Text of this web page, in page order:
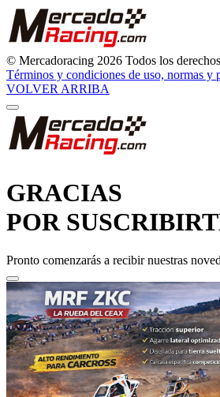
© Mercadoracing 2026 Todos los derechos
Términos y condiciones de uso, normas y
VOLVER ARRIBA
POR SUSCRIBIRTE